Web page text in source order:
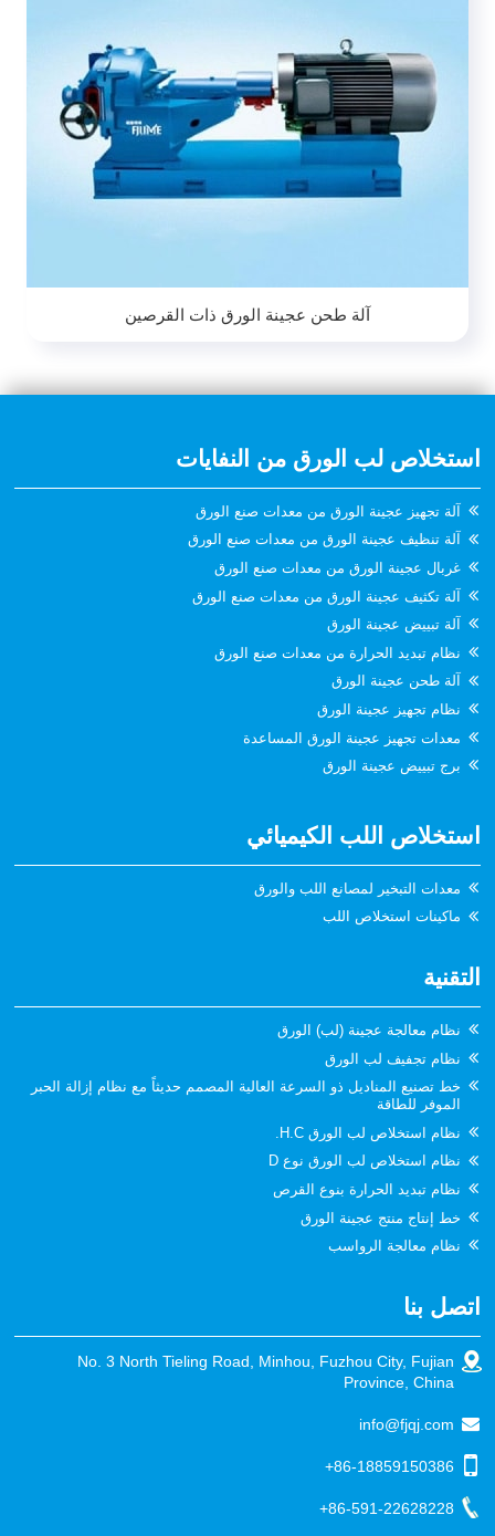
آلة طحن عجينة الورق ذات القرصين
استخلاص لب الورق من النفايات
آلة تجهيز عجينة الورق من معدات صنع الورق
آلة تنظيف عجينة الورق من معدات صنع الورق
غربال عجينة الورق من معدات صنع الورق
آلة تكثيف عجينة الورق من معدات صنع الورق
آلة تبييض عجينة الورق
نظام تبديد الحرارة من معدات صنع الورق
آلة طحن عجينة الورق
نظام تجهيز عجينة الورق
معدات تجهيز عجينة الورق المساعدة
برج تبييض عجينة الورق
استخلاص اللب الكيميائي
معدات التبخير لمصانع اللب والورق
ماكينات استخلاص اللب
التقنية
نظام معالجة عجينة (لب) الورق
نظام تجفيف لب الورق
خط تصنيع المناديل ذو السرعة العالية المصمم حديثاً مع نظام إزالة الحبر
الموفر للطاقة
نظام استخلاص لب الورق H.C.
نظام استخلاص لب الورق نوع D
نظام تبديد الحرارة بنوع القرص
خط إنتاج منتج عجينة الورق
نظام معالجة الرواسب
اتصل بنا
No. 3 North Tieling Road, Minhou, Fuzhou City, Fujian
Province, China
info@fjqj.com
+86-18859150386
+86-591-22628228